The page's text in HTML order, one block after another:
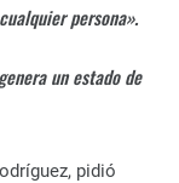
persona».
un estado de
pidió